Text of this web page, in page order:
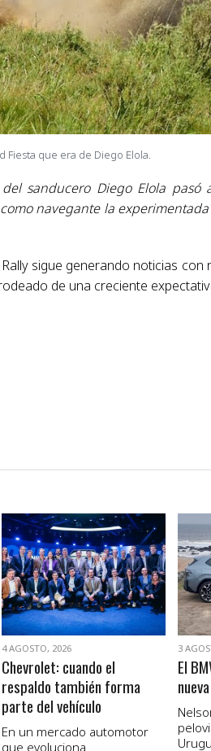
Fiesta que era de Diego Elola.
del sanducero Diego Elola pasó
navegante la experimentada
sigue generando noticias con
de una creciente
VER NOTA
4 AGOSTO, 2026
Chevrolet: cuando el
respaldo también forma
parte del vehículo
En un mercado automotor
que evoluciona
3
El